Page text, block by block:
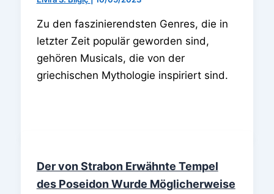
Zu den faszinierendsten Genres, die in
letzter Zeit populär geworden sind,
gehören Musicals, die von der
griechischen Mythologie inspiriert sind.
Der von Strabon Erwähnte Tempel
des Poseidon Wurde Möglicherweise